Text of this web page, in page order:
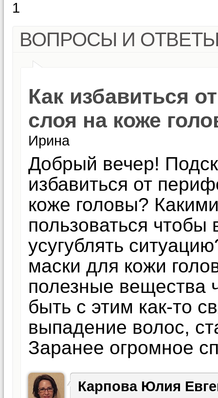
1
ВОПРОСЫ И
Как избавиться
слоя на коже
Ирина
Добрый вечер!
избавиться от
коже головы?
пользоваться
усугублять
маски для кожи
полезные вещества
быть с этим как-то
выпадение волос,
Заранее огромное
Карпова Юлия